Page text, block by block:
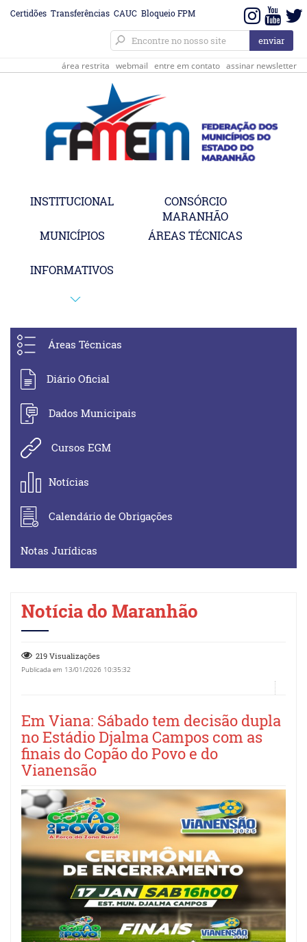
Certidões Transferências CAUC Bloqueio FPM
área restrita webmail entre em contato assinar newsletter
INSTITUCIONAL
CONSÓRCIO
MARANHÃO
MUNICÍPIOS
ÁREAS TÉCNICAS
INFORMATIVOS
Áreas Técnicas
Diário Oficial
Dados Municipais
Cursos EGM
Notícias
Calendário de Obrigações
Notas Jurídicas
Notícia do Maranhão
219 Visualizações
Publicada em 13/01/2026 10:35:32
Em Viana: Sábado tem decisão dupla
no Estádio Djalma Campos com as
finais do Copão do Povo e do
Vianensão